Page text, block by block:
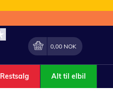
Min handlekurv
0,00 NOK
Restsalg Alt til elbil